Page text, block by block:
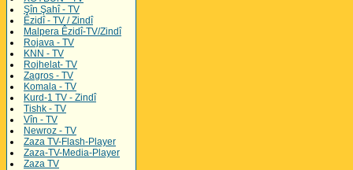
Şîn Şahî - TV
Êzidî - TV / Zindî
Malpera Êzidî-TV/Zindî
Rojava - TV
KNN - TV
Rojhelat- TV
Zagros - TV
Komala - TV
Kurd-1 TV - Zindî
Tishk - TV
Vîn - TV
Newroz - TV
Zaza TV-Flash-Player
Zaza-TV-Media-Player
Zaza TV